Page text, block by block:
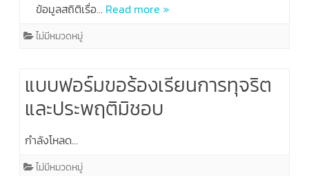
ข้อมูลสถิติเรื่อ… Read more »
ไม่มีหมวดหมู่
แบบฟอร์มขอร้องเรียนการทุจริต
และประพฤติมิชอบ
กำลังโหลด…
ไม่มีหมวดหมู่